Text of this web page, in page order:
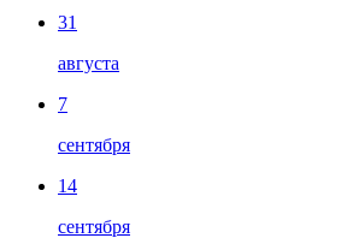
31
августа
7
сентября
14
сентября